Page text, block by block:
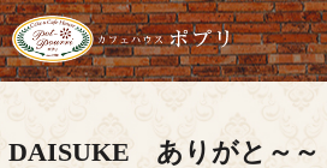
DAISUKE ありがと～～